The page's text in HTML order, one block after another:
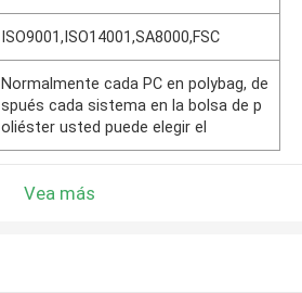
ISO9001,ISO14001,SA8000,FSC
Normalmente cada PC en polybag, de
spués cada sistema en la bolsa de p
oliéster usted puede elegir el
Vea más